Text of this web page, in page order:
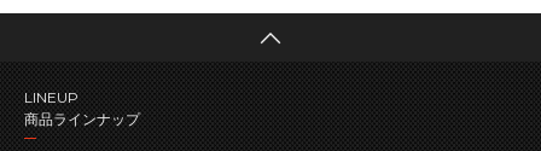
LINEUP
商品ラインナップ